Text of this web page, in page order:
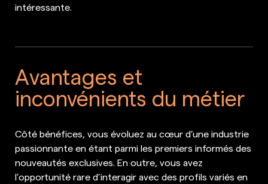
intéressante.
Avantages et
inconvénients du métier
Côté bénéfices, vous évoluez au cœur d’une industrie
passionnante en étant parmi les premiers informés des
nouveautés exclusives. En outre, vous avez
l’opportunité rare d’interagir avec des profils variés en